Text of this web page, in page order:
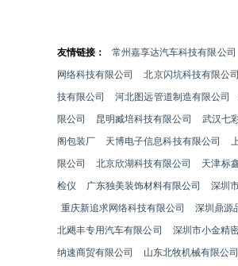
友情链接： 常州嘉享达汽车科技有限公司
网络科技有限公司
北京闪坑科技有限公司
技有限公司
河北图远管道制造有限公司
限公司
昆明臧培科技有限公司 武汉七
阁包装厂
天博电子信息科技有限公司
限公司
北京欣湖科技有限公司 天津标
检仪
广东独美装饰材料有限公司 深圳
重庆新追求网络科技有限公司
深圳鼎源
北飓丰专用汽车有限公司
深圳市小金精
纳速商贸有限公司
山东北牧机械有限公司